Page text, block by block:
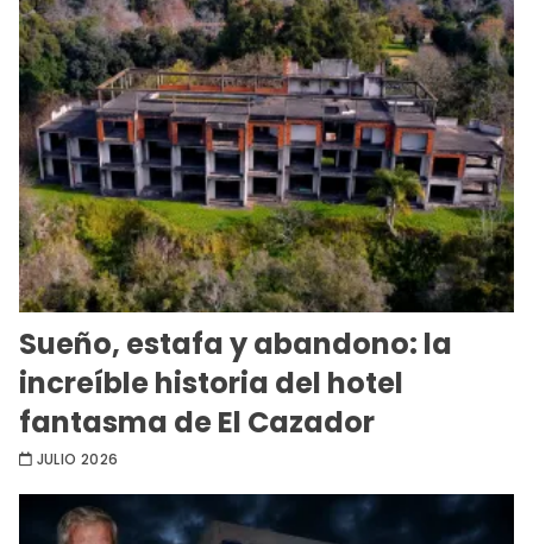
Sueño, estafa y abandono: la
increíble historia del hotel
fantasma de El Cazador
JULIO 2026